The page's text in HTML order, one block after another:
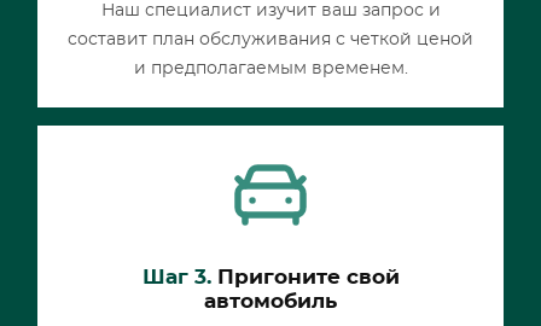
Наш специалист изучит ваш запрос и
составит план обслуживания с четкой ценой
и предполагаемым временем.
Шаг 3.Пригоните свой
автомобиль